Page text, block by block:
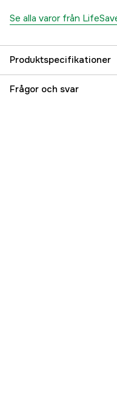
Se alla varor från
Produktspecifikationer
Referensnummer
Frågor och svar